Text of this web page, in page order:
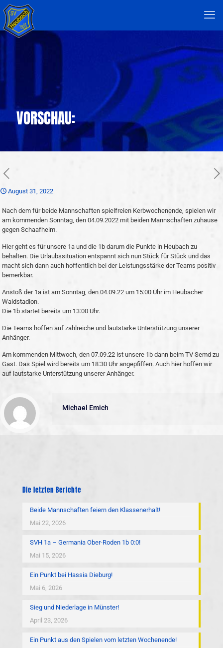
VORSCHAU:
August 31, 2022
Nach dem für beide Mannschaften spielfreien Kerbwochenende, spielen wir
am kommenden Sonntag, den 04.09.2022 mit beiden Mannschaften zuhause
gegen Schaafheim.
Hier geht es für unsere 1a und die 1b darum die Punkte in Heubach zu
behalten. Die Urlaubssituation entspannt sich nun Stück für Stück und das
macht sich dann auch hoffentlich bei der Leistungsstärke der Teams positiv
bemerkbar.
Anstoß der 1a ist am Sonntag, den 04.09.22 um 15:00 Uhr im Heubacher
Waldstadion.
Die 1b startet bereits um 13:00 Uhr.
Die Teams hoffen auf zahlreiche und lautstarke Unterstützung unserer
Anhänger.
Am kommenden Mittwoch, den 07.09.22 ist unsere 1b dann beim TV Semd zu
Gast. Das Spiel wird bereits um 18:30 Uhr angepfiffen. Auch hier hoffen wir
auf lautstarke Unterstützung unserer Anhänger.
Michael Emich
Die letzten Berichte
Beide Mannschaften feiern den Klassenerhalt!
Mai 22, 2026
SVH 1a – Germania Ober-Roden 1b 0:0!
Mai 15, 2026
Ein Punkt bei Hassia Dieburg!
Mai 6, 2026
Sieg und Niederlage in Münster!
April 23, 2026
Ein Punkt aus den Spielen vom letzten Wochenende!